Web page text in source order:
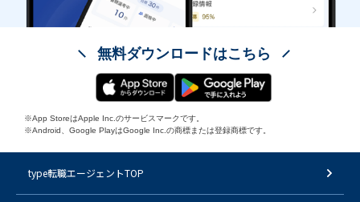
無料ダウンロードはこちら
※App StoreはApple Inc.のサービスマークです。
※Android、Google PlayはGoogle Inc.の商標または登録商標です。
type転職エージェントTOP